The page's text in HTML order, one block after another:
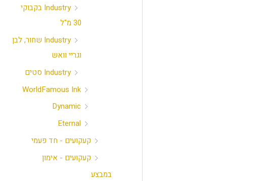
Industry בקבוקי
30 מ"ל
Industry שחור, לבן
וגריי וואש
Industry סטים
WorldFamous Ink
Dynamic
Eternal
קעקועים - חד פעמי
קעקועים - אימון
במבצע